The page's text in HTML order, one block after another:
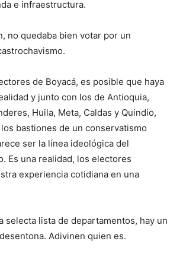
e infraestructura.
no quedaba bien votar por un
de Boyacá, es posible que haya
y junto con los de Antioquia,
Huila, Meta, Caldas y Quindío,
bastiones de un conservatismo
ser la línea ideológica del
Es una realidad, los electores
experiencia cotidiana en una
selecta lista de departamentos, hay un
Adivinen quien es.